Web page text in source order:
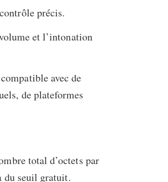
précis.
et l’intonation
avec de
de plateformes
total d’octets par
du seuil gratuit.